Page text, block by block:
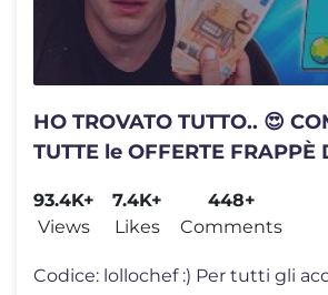
HO TROVATO TUTTO.. 😍
TUTTE le OFFERTE FRAPPÈ
93.4K+
Views
7.4K+
Likes
448+
Comments